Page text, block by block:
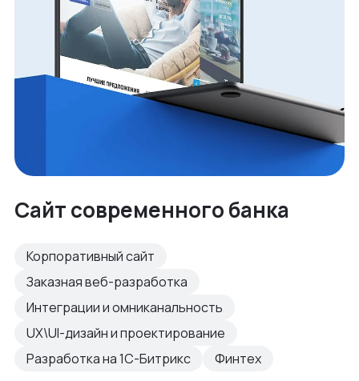
Сайт современного банка
Корпоративный сайт
Заказная веб-разработка
Интеграции и омниканальность
UX\UI-дизайн и проектирование
Разработка на 1С-Битрикс
Финтех